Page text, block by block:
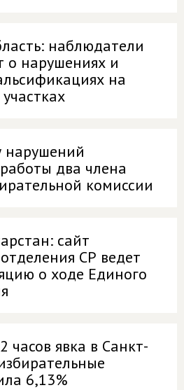
наблюдатели
о нарушениях и
на
нарушений
два члена
комиссии
сайт
СР ведет
о ходе Единого
часов явка в Санкт-
6,13%